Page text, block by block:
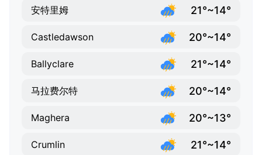
安特里姆 21°~14°
Castledawson 20°~14°
Ballyclare 21°~14°
马拉费尔特 20°~14°
Maghera 20°~13°
Crumlin 21°~14°